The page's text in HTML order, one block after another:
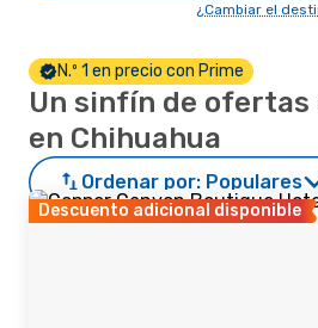
¿Cambiar el
N.º 1 en precio con Prime
Un sinfín de ofertas
en Chihuahua
Ordenar por: Populares
Descuento adicional disponible